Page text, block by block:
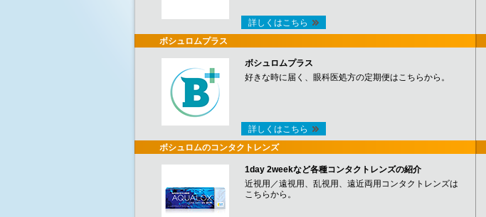
詳しくはこちら
ボシュロムプラス
ボシュロムプラス
好きな時に届く、眼科医処方の定期便はこちらから。
詳しくはこちら
ボシュロムのコンタクトレンズ
1day 2weekなど各種コンタクトレンズの紹介
近視用／遠視用、乱視用、遠近両用コンタクトレンズは
こちらから。